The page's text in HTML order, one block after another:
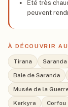
Été très
peuvent
À DÉCOUVRIR
Tirana Saranda
Baie de Saranda
Musée de la
Kerkyra
Corfou